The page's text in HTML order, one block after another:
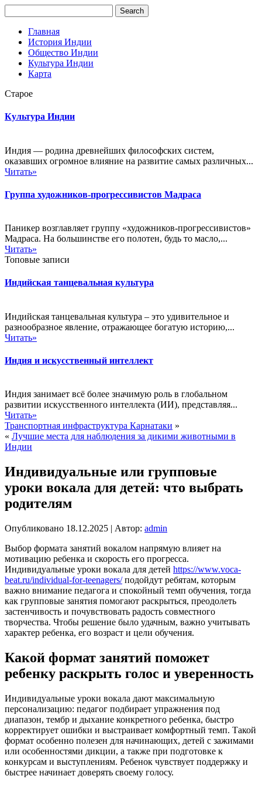
Главная
История Индии
Общество Индии
Культура Индии
Карта
Старое
Культура Индии
Индия — родина древнейших философских систем,
оказавших огромное влияние на развитие самых различных...
Читать»
Группа художников-прогрессивистов Мадраса
Паникер возглавляет группу «художников-прогрессивистов»
Мадраса. На большинстве его полотен, будь то масло,...
Читать»
Топовые записи
Индийская танцевальная культура
Индийская танцевальная культура – это удивительное и
разнообразное явление, отражающее богатую историю,...
Читать»
Индия и искусственный интеллект
Индия занимает всё более значимую роль в глобальном
развитии искусственного интеллекта (ИИ), представляя...
Читать»
Транспортная инфраструктура Карнатаки »
« Лучшие места для наблюдения за дикими животными в
Индии
Индивидуальные или групповые
уроки вокала для детей: что выбрать
родителям
Опубликовано 18.12.2025 | Автор: admin
Выбор формата занятий вокалом напрямую влияет на
мотивацию ребенка и скорость его прогресса.
Индивидуальные уроки вокала для детей https://www.voca-
beat.ru/individual-for-teenagers/подойдут ребятам, которым
важно внимание педагога и спокойный темп обучения, тогда
как групповые занятия помогают раскрыться, преодолеть
застенчивость и почувствовать радость совместного
творчества. Чтобы решение было удачным, важно учитывать
характер ребенка, его возраст и цели обучения.
Какой формат занятий поможет
ребенку раскрыть голос и уверенность
Индивидуальные уроки вокала дают максимальную
персонализацию: педагог подбирает упражнения под
диапазон, тембр и дыхание конкретного ребенка, быстро
корректирует ошибки и выстраивает комфортный темп. Такой
формат особенно полезен для начинающих, детей с зажимами
или особенностями дикции, а также при подготовке к
конкурсам и выступлениям. Ребенок чувствует поддержку и
быстрее начинает доверять своему голосу.